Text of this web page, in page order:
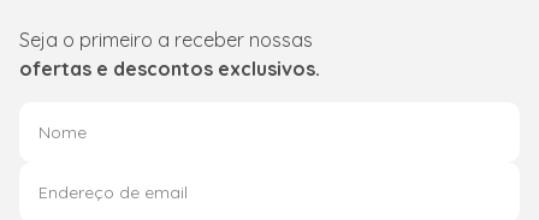
Seja o primeiro a receber nossas
ofertas e descontos exclusivos.